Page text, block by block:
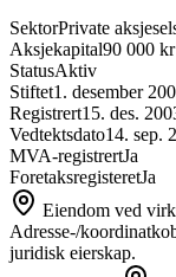
SektorPrivate
Aksjekapital90 000 kr
StatusAktiv
Stiftet1. desember
Registrert15. des.
Vedtektsdato14. sep.
MVA-registrertJa
ForetaksregisteretJa
Eiendom ved
Adresse-/
juridisk eierskap.